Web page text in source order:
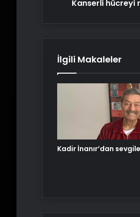
Kanserli hücreyi
İlgili Makaleler
Kadir İnanır’dan